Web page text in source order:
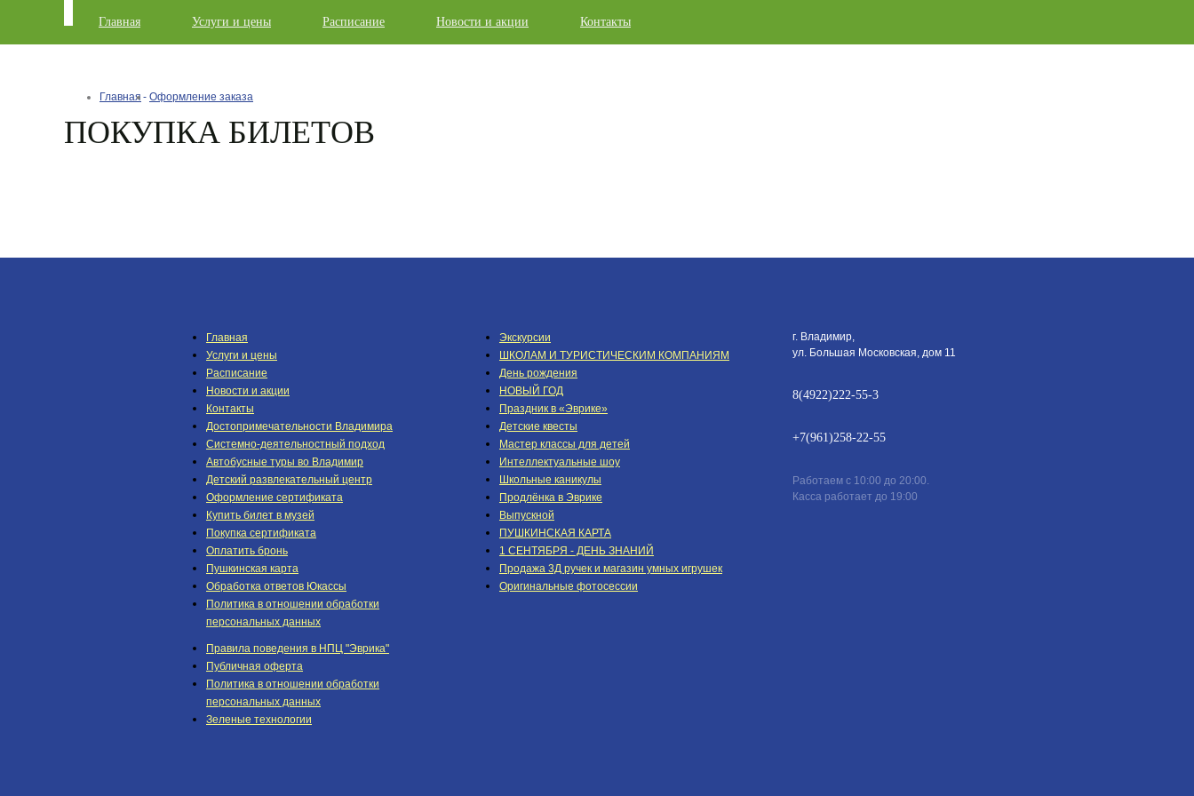
Главная Услуги и цены Расписание Новости и акции Контакты
Главная Оформление заказа
ПОКУПКА БИЛЕТОВ
Главная
Услуги и цены
Расписание
Новости и акции
Контакты
Достопримечательности Владимира
Системно-деятельностный подход
Автобусные туры во Владимир
Детский развлекательный центр
Оформление сертификата
Купить билет в музей
Покупка сертификата
Оплатить бронь
Пушкинская карта
Обработка ответов Юкассы
Политика в отношении обработки
персональных данных
Правила поведения в НПЦ "Эврика"
Публичная оферта
Политика в отношении обработки
персональных данных
Зеленые технологии
Экскурсии
ШКОЛАМ И ТУРИСТИЧЕСКИМ КОМПАНИЯМ
День рождения
НОВЫЙ ГОД
Праздник в «Эврике»
Детские квесты
Мастер классы для детей
Интеллектуальные шоу
Школьные каникулы
Продлёнка в Эврике
Выпускной
ПУШКИНСКАЯ КАРТА
1 СЕНТЯБРЯ - ДЕНЬ ЗНАНИЙ
Продажа 3Д ручек и магазин умных игрушек
Оригинальные фотосессии
г. Владимир,
ул. Большая Московская, дом 11
8(4922)222-55-3
+7(961)258-22-55
Работаем с 10:00 до 20:00.
Касса работает до 19:00